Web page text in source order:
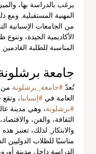
يرغب بالدراسة بها،
المهنية المستقبلية. ومع
من الجامعات الإسبانية
الأكاديمية الجيدة، وتنوع
المناسبة للطلبة
جامعة
تُعدّ #جامعة_برشلونة من
العامة في #إسبانيا،
#برشلونة، وهي مدينة
الثقافة، والفن،
والابتكار. لذلك، تعتبر
مناسبًا للطلاب الدوليين
الدراسة داخل مدينة